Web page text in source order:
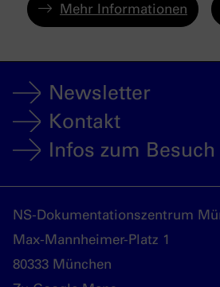
Mehr Informationen
Newsletter
Kontakt
Infos zum Besuch
NS-Dokumentationszentrum
Max-Mannheimer-Platz 1
80333 München